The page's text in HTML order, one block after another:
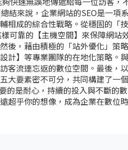
結來說，企業網站的SEO是一項
相成的綜合性戰略。從穩固的「
可靠的【主機空間】來保障網站
後，藉由積極的「站外優化」策略
計】等專業團隊的在地化策略。
客流連忘返的數位空間。最後，
大要素密不可分，共同構建了一
的是耐心，持續的投入與不斷的
超乎你的想像，成為企業在數位